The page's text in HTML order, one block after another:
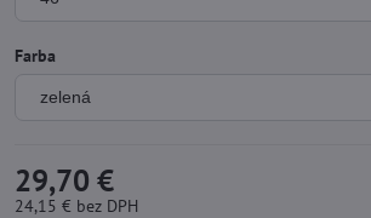
Farba
29,70 €
24,15 € bez DPH